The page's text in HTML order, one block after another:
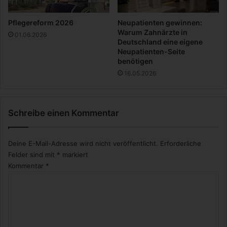
s
Pflegereform 2026
01.06.2026
Neupatienten gewinnen:
Warum Zahnärzte in
Deutschland eine eigene
Neupatienten-Seite
benötigen
16.05.2026
Schreibe einen Kommentar
Deine E-Mail-Adresse wird nicht veröffentlicht.
Erforderliche
Felder sind mit * markiert
Kommentar *